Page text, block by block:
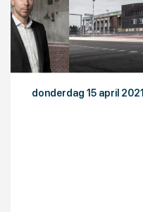
donderdag 15 april 2021